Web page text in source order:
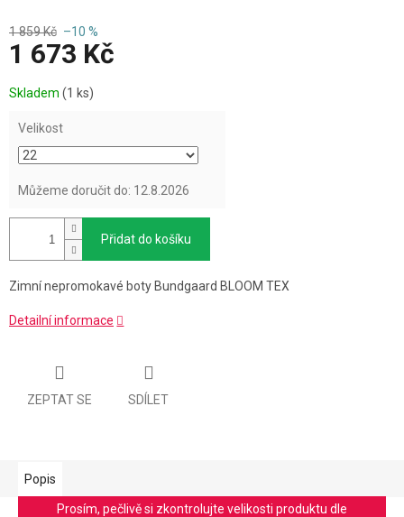
1 859 Kč –10 %
1 673 Kč
cena:
Skladem (1 ks)
Velikost
Můžeme doručit do: 12.8.2026
Přidat do košíku
Zimní nepromokavé boty Bundgaard BLOOM TEX
Detailní informace
ZEPTAT SE SDÍLET
Popis
Prosím, pečlivě si zkontrolujte velikosti produktu dle